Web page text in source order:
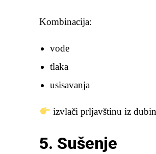
Kombinacija:
vode
tlaka
usisavanja
izvlači prljavštinu iz
5. Sušenje